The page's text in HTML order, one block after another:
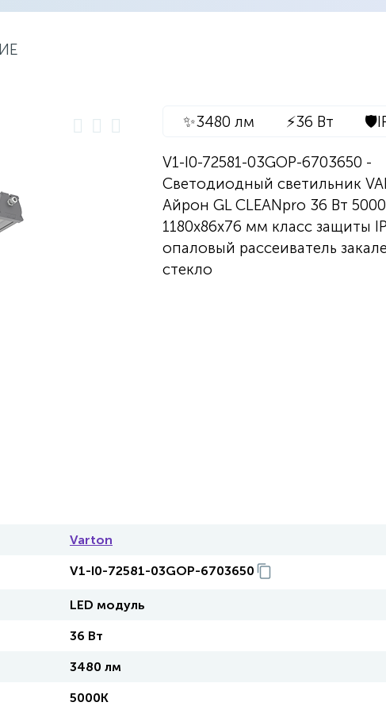
✨3480 лм ⚡36 Вт 🛡️
V1-I0-72581-03GOP-6703650 -
Светодиодный светильник
Айрон GL CLEANpro 36 Вт
1180х86х76 мм класс защиты
опаловый рассеиватель
стекло
Varton
V1-I0-72581-03GOP-6703650
LED модуль
36 Вт
3480 лм
5000K